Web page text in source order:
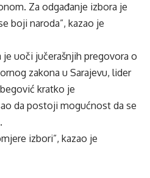
Za odgađanje izbora je
boji naroda”, kazao je
je uoči jučerašnjih pregovora o
zakona u Sarajevu, lider
kratko je
da postoji mogućnost da se
izbori”, kazao je